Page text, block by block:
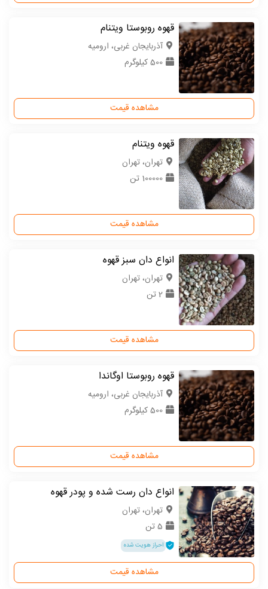
قهوه روبوستا ویتنام
آذربایجان غربی، ارومیه
500 کیلوگرم
مشاهده قیمت
قهوه ویتنام
تهران، تهران
100000 تن
مشاهده قیمت
انواع دان سبز قهوه
تهران، تهران
2 تن
مشاهده قیمت
قهوه روبوستا اوگاندا
آذربایجان غربی، ارومیه
500 کیلوگرم
مشاهده قیمت
انواع دان رست شده و پودر قهوه
تهران، تهران
5 تن
احراز هویت شده
مشاهده قیمت